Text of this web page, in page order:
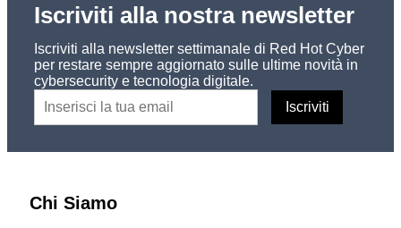
Iscriviti alla nostra newsletter
Iscriviti alla newsletter settimanale di Red Hot Cyber
per restare sempre aggiornato sulle ultime novità in
cybersecurity e tecnologia digitale.
Chi Siamo